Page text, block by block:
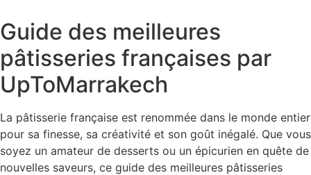
Guide des meilleures
pâtisseries françaises par
UpToMarrakech
La pâtisserie française est renommée dans le monde entier
pour sa finesse, sa créativité et son goût inégalé. Que vous
soyez un amateur de desserts ou un épicurien en quête de
nouvelles saveurs, ce guide des meilleures pâtisseries